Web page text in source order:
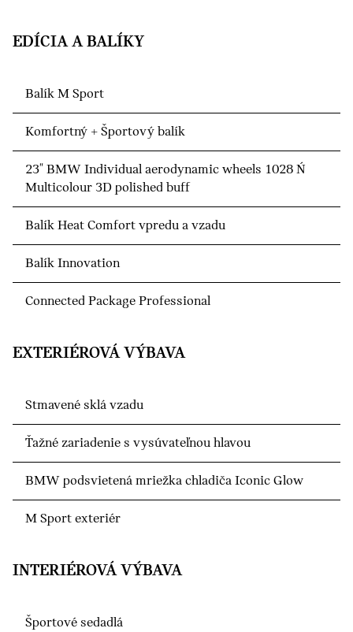
EDÍCIA A BALÍKY
Balík M Sport
Komfortný + Športový balík
23" BMW Individual aerodynamic wheels 1028 Ń
Multicolour 3D polished buff
Balík Heat Comfort vpredu a vzadu
Balík Innovation
Connected Package Professional
EXTERIÉROVÁ VÝBAVA
Stmavené sklá vzadu
Ťažné zariadenie s vysúvateľnou hlavou
BMW podsvietená mriežka chladiča Iconic Glow
M Sport exteriér
INTERIÉROVÁ VÝBAVA
Športové sedadlá